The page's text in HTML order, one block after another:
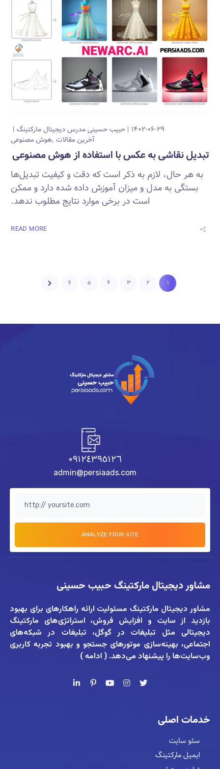
۱۴۰۲-۰۶-۲۹ حبیب حسینیمدرس دیجیتال مارکتینگ
آخرین مقالات هوش مصنوعی
تبدیل نقاشی به عکس با استفاده از هوش مصنوعی
به هر حال، لازم به ذکر است که دقت و کیفیت تبدیل‌ها
بستگی به مدل و میزان آموزش داده شده دارد و ممکن
است در برخی موارد نتایج مطلوب ندهد.
READ MORE
۱ ۲ ۳ ۴ ۵ ۶
٠٩١٢٤٣٩٥١٢٦
admin@persiaads.com
مشاور دیجیتال مارکتینگ حبیب حسینی
مشاور دیجیتال مارکتینگ مسئولیت ارائه راهکارهای برای بهبود
بازدید از سایت و افزایش فروش، استراتژی‌های مارکتینگ
دیجیتالی مثل تبلیغات در گوگل، تبلیغات در شبکه‌های
اجتماعی، بهینه‌سازی موتورهای جستجو و بهبود تجربه کاربری
وب‌سایت‌ها را پیشنهاد می‌دهد. ( ادامه )
خدمات اصلی
سئو سایت
ایمیل مارکتینگ